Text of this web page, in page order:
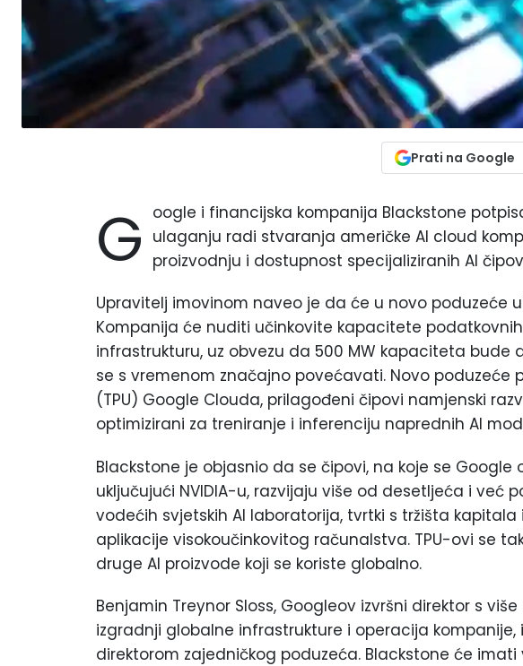
Prati na Google
G oogle i financijska kompanija Blackstone
ulaganju radi stvaranja američke AI cloud
proizvodnju i dostupnost specijaliziranih AI
Upravitelj imovinom naveo je da će u novo poduzeće
Kompanija će nuditi učinkovite kapacitete
infrastrukturu, uz obvezu da 500 MW kapaciteta bude
se s vremenom značajno povećavati. Novo poduzeće
(TPU) Google Clouda, prilagođeni čipovi namjenski
optimizirani za treniranje i inferenciju naprednih AI
Blackstone je objasnio da se čipovi, na koje se Google
uključujući NVIDIA-u, razvijaju više od desetljeća i već
vodećih svjetskih AI laboratorija, tvrtki s tržišta
aplikacije visokoučinkovitog računalstva. TPU-ovi se
druge AI proizvode koji se koriste globalno.
Benjamin Treynor Sloss, Googleov izvršni direktor s
izgradnji globalne infrastrukture i operacija
direktorom zajedničkog poduzeća. Blackstone će